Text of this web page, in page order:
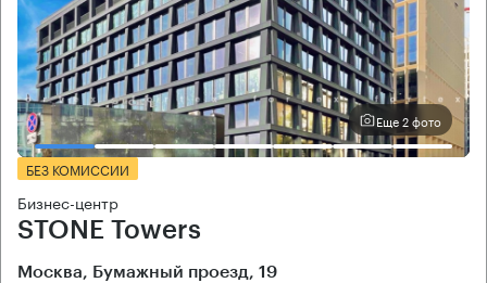
Еще 2 фото
БЕЗ КОМИССИИ
Бизнес-центр
STONE Towers
Москва, Бумажный проезд, 19